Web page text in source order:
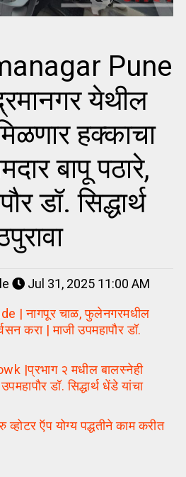
Pune
येथील
हक्‍काचा
बापू पठारे,
डॉ. सिद्धार्थ
Jul 31, 2025 11:00 AM
| नागपूर चाळ, फुलेनगरमधील
करा | माजी उपमहापौर डॉ.
|प्रभाग २ मधील बालस्नेही
डॉ. सिद्धार्थ धेंडे यांचा
ऍप योग्य पद्धतीने काम करीत